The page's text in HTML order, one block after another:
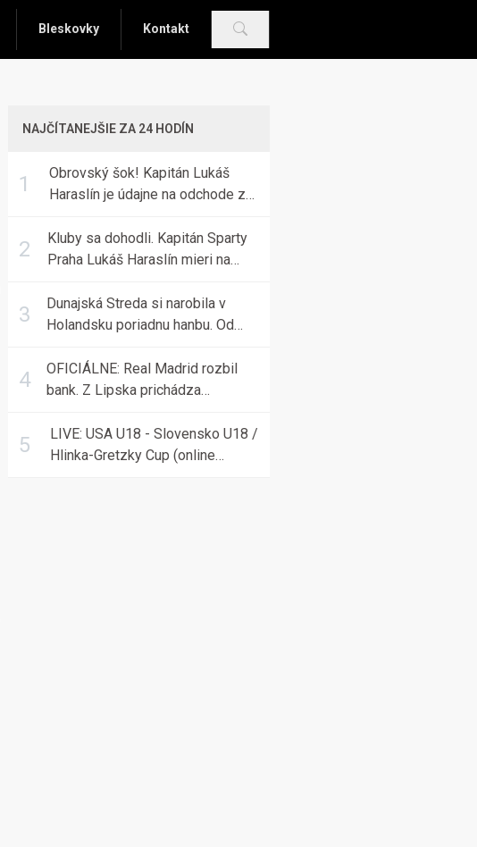
Bleskovky Kontakt
NAJČÍTANEJŠIE ZA 24 HODÍN
Obrovský šok! Kapitán Lukáš
Haraslín je údajne na odchode zo
Kluby sa dohodli. Kapitán Sparty
Praha Lukáš Haraslín mieri na
Dunajská Streda si narobila v
Holandsku poriadnu hanbu. Od
OFICIÁLNE: Real Madrid rozbil
bank. Z Lipska prichádza
histórii
LIVE: USA U18 - Slovensko U18 /
Hlinka-Gretzky Cup (online